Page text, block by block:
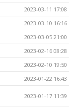
2023-03-11 17:08
2023-03-10 16:16
2023-03-05 21:00
2023-02-16 08:28
2023-02-10 19:50
2023-01-22 16:43
2023-01-17 11:39